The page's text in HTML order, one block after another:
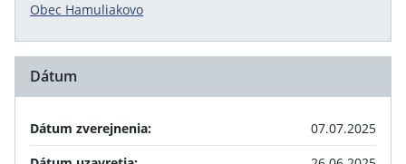
Obec Hamuliakovo
Dátum
Dátum zverejnenia:
07.07.2025